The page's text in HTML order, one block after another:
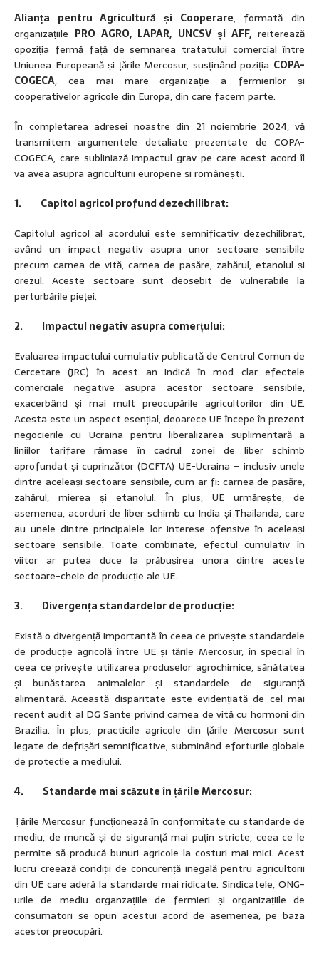
Alianța pentru Agricultură și Cooperare, formată din
organizațiile PRO AGRO, LAPAR, UNCSV și AFF,reiterează
opoziția fermă față de semnarea tratatului comercial între
Uniunea Europeană și țările Mercosur, susținând poziția COPA-
COGECA, cea mai mare organizație a fermierilor și
cooperativelor agricole din Europa, din care facem parte.
În completarea adresei noastre din 21 noiembrie 2024, vă
transmitem argumentele detaliate prezentate de COPA-
COGECA, care subliniază impactul grav pe care acest acord îl
va avea asupra agriculturii europene și românești.
1. Capitol agricol profund dezechilibrat:
Capitolul agricol al acordului este semnificativ dezechilibrat,
având un impact negativ asupra unor sectoare sensibile
precum carnea de vită, carnea de pasăre, zahărul, etanolul și
orezul. Aceste sectoare sunt deosebit de vulnerabile la
perturbările pieței.
2. Impactul negativ asupra comerțului:
Evaluarea impactului cumulativ publicată de Centrul Comun de
Cercetare (JRC) în acest an indică în mod clar efectele
comerciale negative asupra acestor sectoare sensibile,
exacerbând și mai mult preocupările agricultorilor din UE.
Acesta este un aspect esențial, deoarece UE începe în prezent
negocierile cu Ucraina pentru liberalizarea suplimentară a
liniilor tarifare rămase în cadrul zonei de liber schimb
aprofundat și cuprinzător (DCFTA) UE-Ucraina – inclusiv unele
dintre aceleași sectoare sensibile, cum ar fi: carnea de pasăre,
zahărul, mierea și etanolul. În plus, UE urmărește, de
asemenea, acorduri de liber schimb cu India și Thailanda, care
au unele dintre principalele lor interese ofensive în aceleași
sectoare sensibile. Toate combinate, efectul cumulativ în
viitor ar putea duce la prăbușirea unora dintre aceste
sectoare-cheie de producție ale UE.
3. Divergența standardelor de producție:
Există o divergență importantă în ceea ce privește standardele
de producție agricolă între UE și țările Mercosur, în special în
ceea ce privește utilizarea produselor agrochimice, sănătatea
și bunăstarea animalelor și standardele de siguranță
alimentară. Această disparitate este evidențiată de cel mai
recent audit al DG Sante privind carnea de vită cu hormoni din
Brazilia. În plus, practicile agricole din țările Mercosur sunt
legate de defrișări semnificative, subminând eforturile globale
de protecție a mediului.
4. Standarde mai scăzute în țările Mercosur:
Țările Mercosur funcționează în conformitate cu standarde de
mediu, de muncă și de siguranță mai puțin stricte, ceea ce le
permite să producă bunuri agricole la costuri mai mici. Acest
lucru creează condiții de concurență inegală pentru agricultorii
din UE care aderă la standarde mai ridicate. Sindicatele, ONG-
urile de mediu organzațiile de fermieri și organizațiile de
consumatori se opun acestui acord de asemenea, pe baza
acestor preocupări.